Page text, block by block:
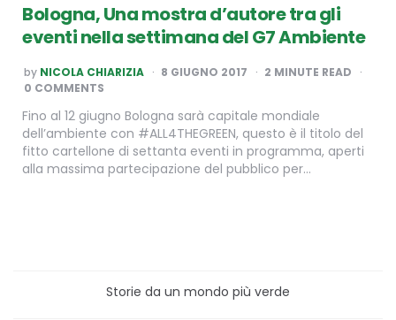
Bologna, Una mostra d’autore tra gli
eventi nella settimana del G7 Ambiente
POSTED
BY
by NICOLA CHIARIZIA 8 GIUGNO 2017 2 MINUTE READ
0 COMMENTS
Fino al 12 giugno Bologna sarà capitale mondiale
dell’ambiente con #ALL4THEGREEN, questo è il titolo del
fitto cartellone di settanta eventi in programma, aperti
alla massima partecipazione del pubblico per…
Storie da un mondo più verde